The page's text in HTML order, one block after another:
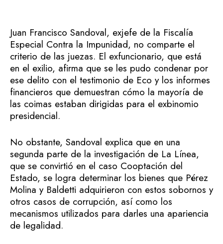
Juan Francisco Sandoval, exjefe de la Fiscalía
Especial Contra la Impunidad, no comparte el
criterio de las juezas. El exfuncionario, que está
en el exilio, afirma que se les pudo condenar por
ese delito con el testimonio de Eco y los informes
financieros que demuestran cómo la mayoría de
las coimas estaban dirigidas para el exbinomio
presidencial.
No obstante, Sandoval explica que en una
segunda parte de la investigación de La Línea,
que se convirtió en el caso Cooptación del
Estado, se logra determinar los bienes que Pérez
Molina y Baldetti adquirieron con estos sobornos y
otros casos de corrupción, así como los
mecanismos utilizados para darles una apariencia
de legalidad.